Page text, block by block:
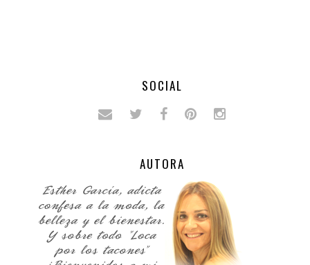
SOCIAL
AUTORA